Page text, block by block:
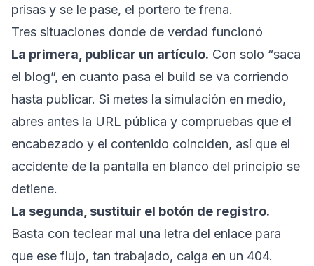
prisas y se le pase, el portero te frena.
Tres situaciones donde de verdad funcionó
La primera, publicar un artículo. Con solo “saca
el blog”, en cuanto pasa el build se va corriendo
hasta publicar. Si metes la simulación en medio,
abres antes la URL pública y compruebas que el
encabezado y el contenido coinciden, así que el
accidente de la pantalla en blanco del principio se
detiene.
La segunda, sustituir el botón de registro.
Basta con teclear mal una letra del enlace para
que ese flujo, tan trabajado, caiga en un 404.